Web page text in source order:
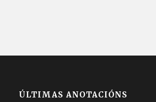
ÚLTIMAS ANOTACIÓNS